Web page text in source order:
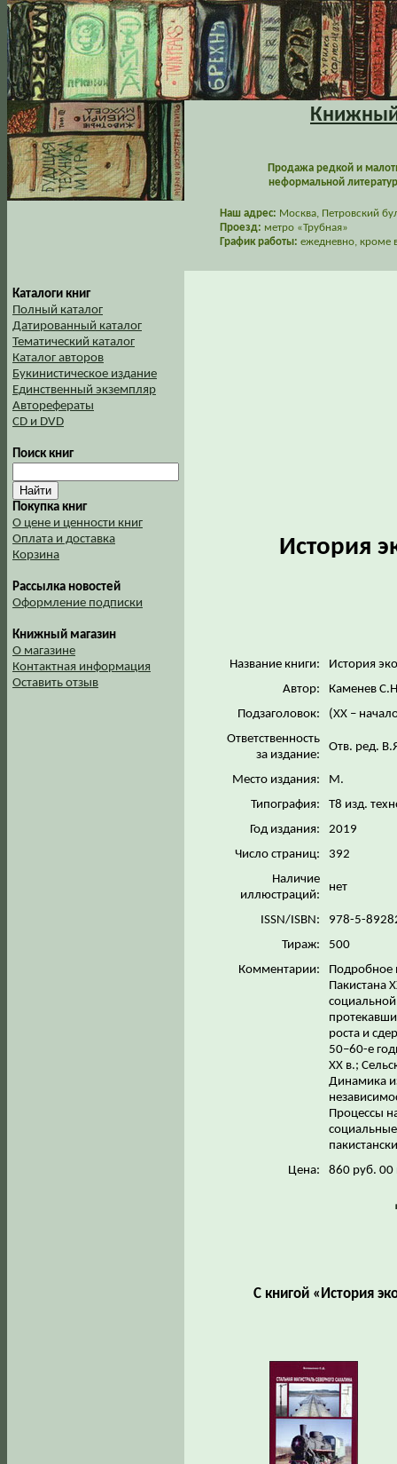
Книжный
Продажа редкой и
неформальной
Наш адрес: Москва, Петровский
Проезд: метро «Трубная»
График работы: ежедневно, кроме
Каталоги книг
Полный каталог
Датированный каталог
Тематический каталог
Каталог авторов
Букинистическое издание
Единственный экземпляр
Авторефераты
CD и DVD
Поиск книг
Покупка книг
О цене и ценности книг
Оплата и доставка
Корзина
Рассылка новостей
Оформление подписки
Книжный магазин
О магазине
Контактная информация
Оставить отзыв
История
Название книги:
История
Автор:
Каменев
Подзаголовок:
(XX –
Ответственность
за издание:
Отв. ред.
Место издания:
М.
Типография:
Т8 изд.
Год издания:
2019
Число страниц:
392
Наличие
иллюстраций:
нет
ISSN/ISBN:
978-5-
Тираж:
500
Комментарии:
Подробное
Пакистана
роста и
50–60-е
ХХ в.;
Динамика
Процессы
социальные
Цена:
860 руб. 00
С книгой «История